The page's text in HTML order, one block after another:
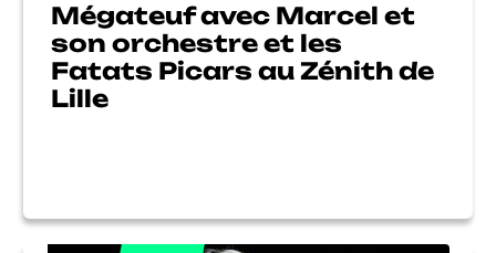
Mégateuf avec Marcel et
son orchestre et les
Fatats Picars au Zénith de
Lille